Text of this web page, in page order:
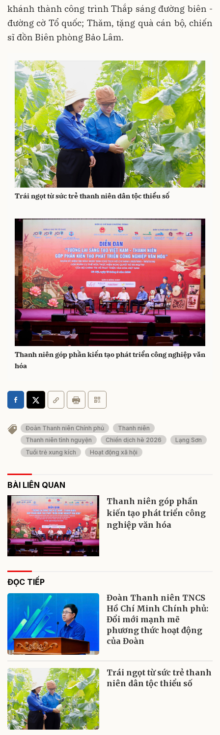
khánh thành công trình Thắp sáng đường biên -
đường cờ Tổ quốc; Thăm, tặng quà cán bộ, chiến
sĩ đồn Biên phòng Bảo Lâm.
Trái ngọt từ sức trẻ thanh niên dân tộc thiểu số
Thanh niên góp phần kiến tạo phát triển công nghiệp văn
hóa
Đoàn Thanh niên Chính phủ
Thanh niên
Thanh niên tình nguyện
Chiến dịch hè 2026
Lạng Sơn
Tuổi trẻ xung kích
Hoạt động xã hội
BÀI LIÊN QUAN
Thanh niên góp phần
kiến tạo phát triển công
nghiệp văn hóa
ĐỌC TIẾP
Đoàn Thanh niên TNCS
Hồ Chí Minh Chính phủ:
Đổi mới mạnh mẽ
phương thức hoạt động
của Đoàn
Trái ngọt từ sức trẻ thanh
niên dân tộc thiểu số